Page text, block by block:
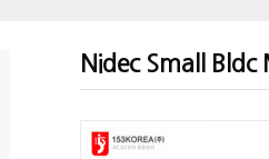
Nidec Small